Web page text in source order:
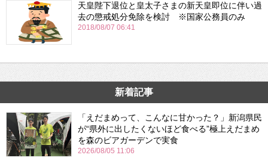
天皇陛下退位と皇太子さまの新天皇即位に伴い過
去の懲戒処分免除を検討 ※国家公務員のみ
2018/08/07 06:41
新着記事
「えだまめって、こんなに甘かった？」新潟県民
が“県外に出したくないほど食べる”極上えだまめ
を森のビアガーデンで実食
2026/08/05 11:06